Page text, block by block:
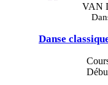
VAN
Danse